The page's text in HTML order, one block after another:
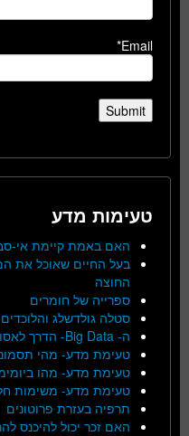
Email*
טעימות מדע
האם באמת קיימת אי-
בעל החיים שאוכל את
החוצה
ספרייה של חומרים
סטלה גולדשלג
ה- Big Data- הדרך לאסוף עלינו נתונים
טעימת מדע- מהי
טעימת מדע- מהו
טעימת מדע- משימות
תרפיה בעזרת פרוטונים
האם זכר יכול להיכנס